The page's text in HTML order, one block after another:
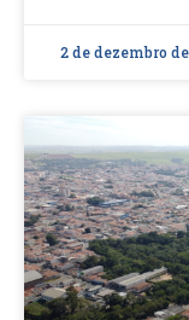
2 de dezembro de